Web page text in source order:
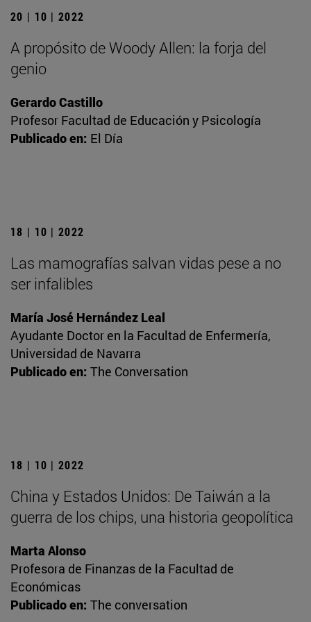
20 | 10 | 2022
A propósito de Woody Allen: la forja del
genio
Gerardo Castillo
Profesor Facultad de Educación y Psicología
Publicado en: El Día
18 | 10 | 2022
Las mamografías salvan vidas pese a no
ser infalibles
María José Hernández Leal
Ayudante Doctor en la Facultad de Enfermería,
Universidad de Navarra
Publicado en: The Conversation
18 | 10 | 2022
China y Estados Unidos: De Taiwán a la
guerra de los chips, una historia geopolítica
Marta Alonso
Profesora de Finanzas de la Facultad de
Económicas
Publicado en: The conversation